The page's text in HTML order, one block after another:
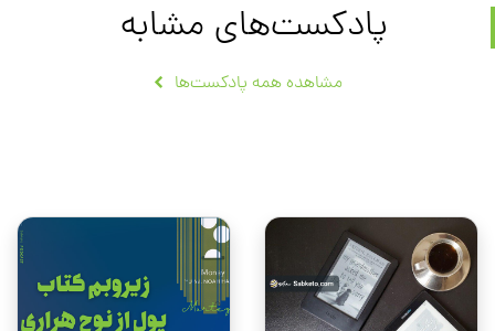
پادکست‌های مشابه
مشاهده همه پادکست‌ها